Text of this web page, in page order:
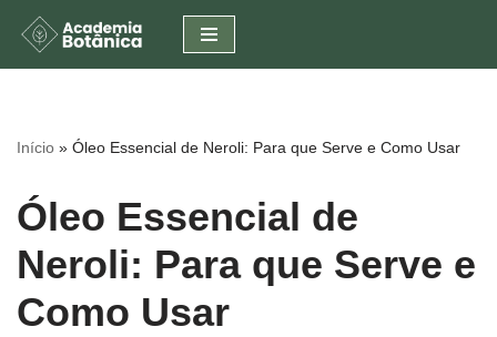
Pular
conteúdo
Início » Óleo Essencial de Neroli: Para que Serve e Como Usar
Óleo Essencial de
Neroli: Para que Serve e
Como Usar